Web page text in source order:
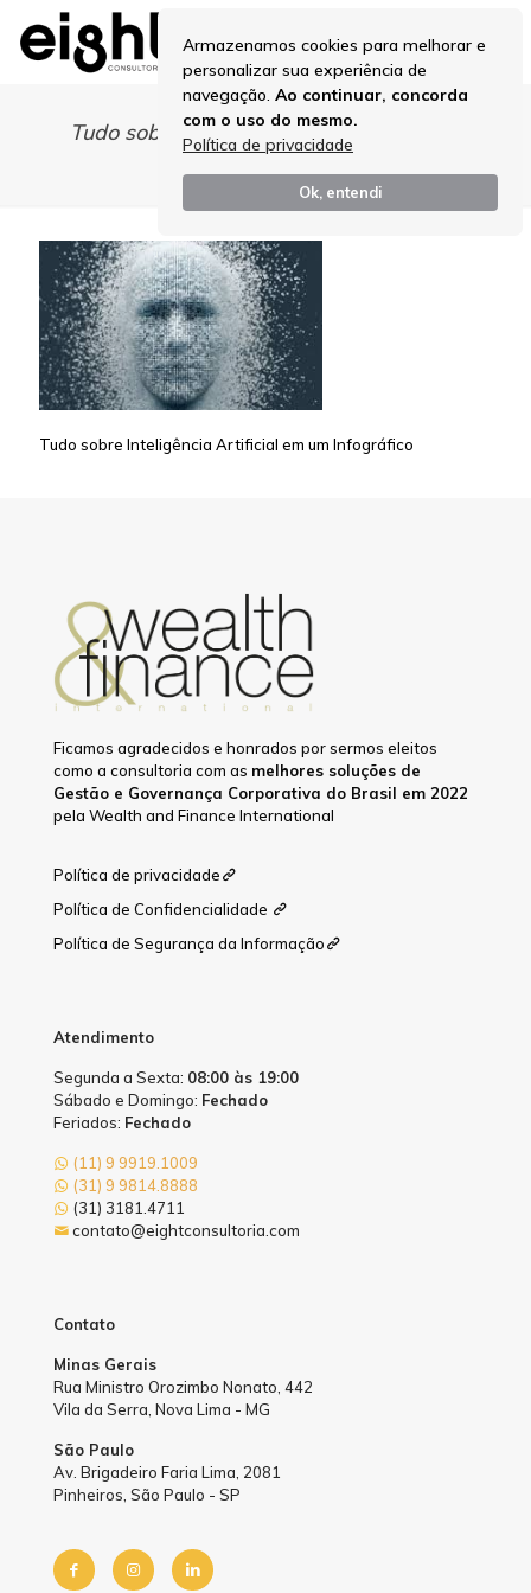
Armazenamos cookies para melhorar e
personalizar sua experiência de
navegação. Ao continuar, concorda
com o uso do mesmo.
Política de privacidade
Ok, entendi
Tudo sobre Inteligência Artificial em um
Infográfico
Tudo sobre Inteligência Artificial em um Infográfico
Ficamos agradecidos e honrados por sermos eleitos
como a consultoria com as melhores soluções de
Gestão e Governança Corporativa do Brasil em 2022
pela Wealth and Finance International
Política de privacidade
Política de Confidencialidade
Política de Segurança da Informação
Atendimento
Segunda a Sexta: 08:00 às 19:00
Sábado e Domingo: Fechado
Feriados: Fechado
(11) 9 9919.1009
(31) 9 9814.8888
(31) 3181.4711
contato@eightconsultoria.com
Contato
Minas Gerais
Rua Ministro Orozimbo Nonato, 442
Vila da Serra, Nova Lima - MG
São Paulo
Av. Brigadeiro Faria Lima, 2081
Pinheiros, São Paulo - SP